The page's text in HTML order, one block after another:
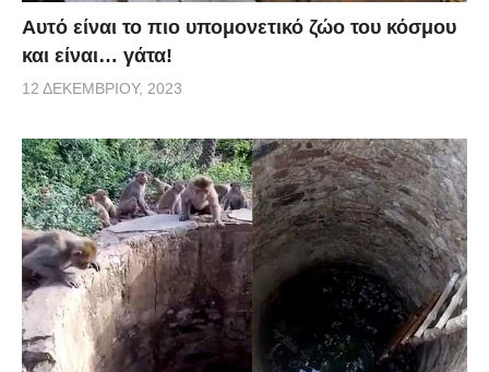
Αυτό είναι το πιο υπομονετικό ζώο του κόσμου
και είναι… γάτα!
12 ΔΕΚΕΜΒΡΊΟΥ, 2023